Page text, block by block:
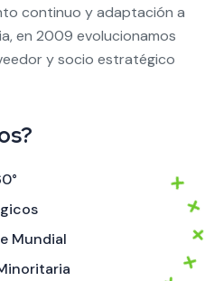
continuo y adaptación a
en 2009 evolucionamos
y socio estratégico
Mundial